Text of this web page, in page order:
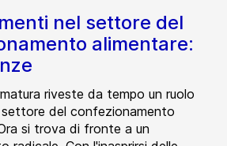
nel settore del
alimentare:
riveste da tempo un ruolo
del confezionamento
si trova di fronte a un